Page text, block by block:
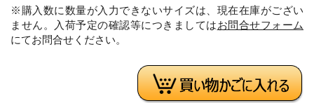
※購入数に数量が入力できないサイズは、現在在庫がござい
ません。入荷予定の確認等につきましてはお問合せフォーム
にてお問合せください。